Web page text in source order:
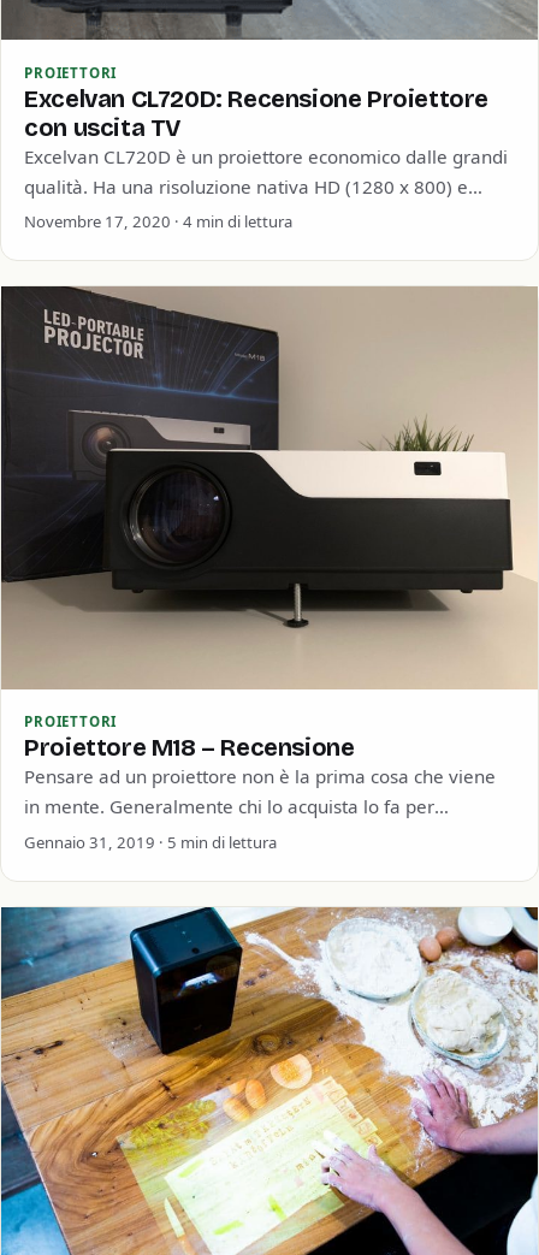
PROIETTORI
Excelvan CL720D: Recensione Proiettore
con uscita TV
Excelvan CL720D è un proiettore economico dalle grandi
qualità. Ha una risoluzione nativa HD (1280 x 800) e
supporta l’uscita FullHD o…
Novembre 17, 2020 · 4 min di lettura
PROIETTORI
Proiettore M18 – Recensione
Pensare ad un proiettore non è la prima cosa che viene
in mente. Generalmente chi lo acquista lo fa per
questioni lavorative…
Gennaio 31, 2019 · 5 min di lettura